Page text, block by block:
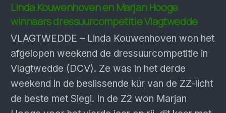
Linda Kouwenhoven en Marjan Hooge
winnaars dressuurcompetitie Vlagtwedde
VLAGTWEDDE – Linda Kouwenhoven won het
afgelopen weekend de dressuurcompetitie in
Vlagtwedde (DCV). Ze was in het derde
weekend in de beslissende kür van de ZZ-licht
de beste met Siegi. In de Z2 won Marjan